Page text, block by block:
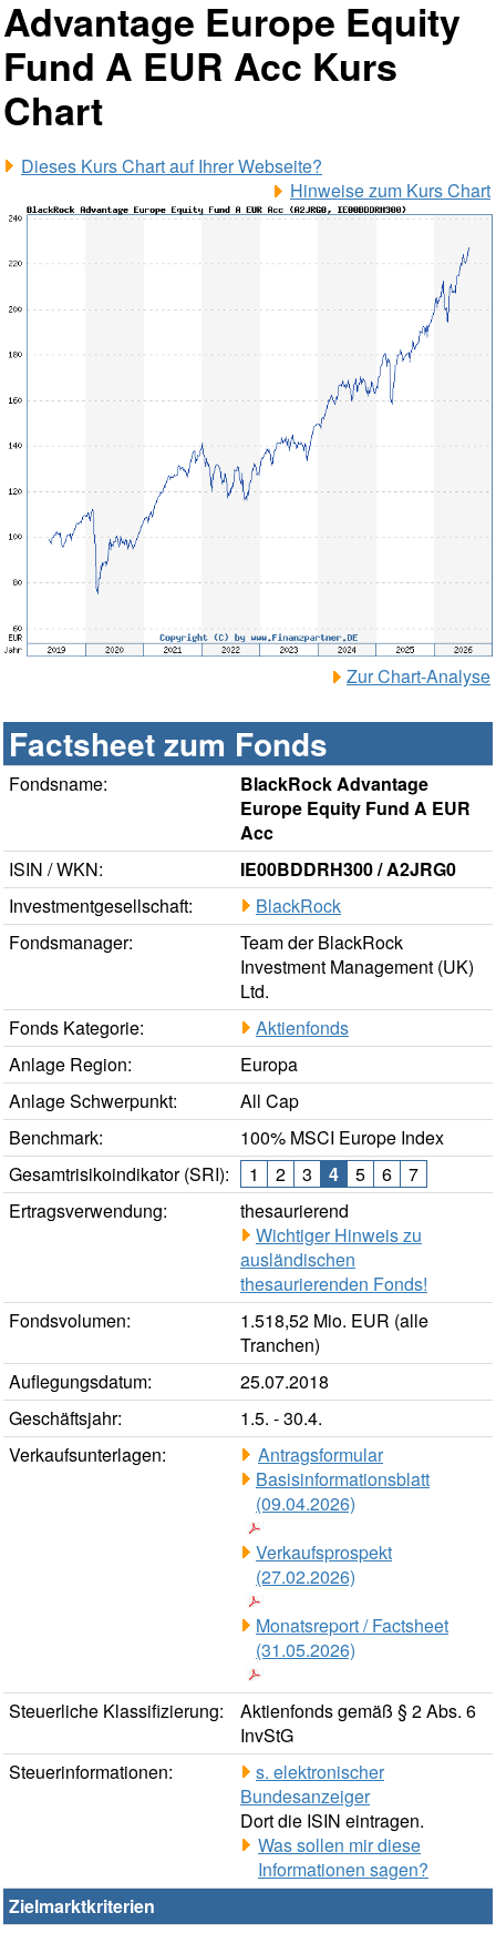
Advantage Europe Equity
Fund A EUR Acc Kurs
Chart
Dieses Kurs Chart auf Ihrer Webseite?
Hinweise zum Kurs Chart
Zur Chart-Analyse
Factsheet zum Fonds
Fondsname:
BlackRock Advantage
Europe Equity Fund A EUR
Acc
ISIN / WKN:
IE00BDDRH300 / A2JRG0
Investmentgesellschaft:
BlackRock
Fondsmanager:
Team der BlackRock
Investment Management (UK)
Ltd.
Fonds Kategorie:
Aktienfonds
Anlage Region:
Europa
Anlage Schwerpunkt:
All Cap
Benchmark:
100% MSCI Europe Index
Gesamtrisikoindikator (SRI):
1 2 3 4 5 6
7
Ertragsverwendung:
thesaurierend
Wichtiger Hinweis zu
ausländischen
thesaurierenden Fonds!
Fondsvolumen:
1.518,52 Mio. EUR (alle
Tranchen)
Auflegungsdatum:
25.07.2018
Geschäftsjahr:
1.5. - 30.4.
Verkaufsunterlagen:
Antragsformular
Basisinformationsblatt
(09.04.2026)
Verkaufsprospekt
(27.02.2026)
Monatsreport / Factsheet
(31.05.2026)
Steuerliche Klassifizierung:
Aktienfonds gemäß § 2 Abs. 6
InvStG
Steuerinformationen:
s. elektronischer
Bundesanzeiger
Dort die ISIN eintragen.
Was sollen mir diese
Informationen sagen?
Zielmarktkriterien